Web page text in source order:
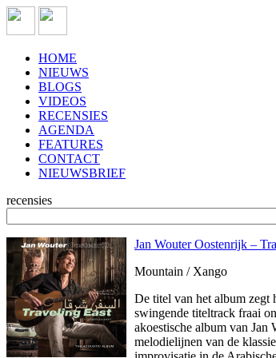
HOME
NIEUWS
BLOGS
VIDEOS
RECENSIES
AGENDA
FEATURES
CONTACT
NIEUWSBRIEF
recensies
Jan Wouter Oostenrijk –
Mountain / Xango
De titel van het album
swingende titeltrack fraai
akoestische album van Jan
melodielijnen van de